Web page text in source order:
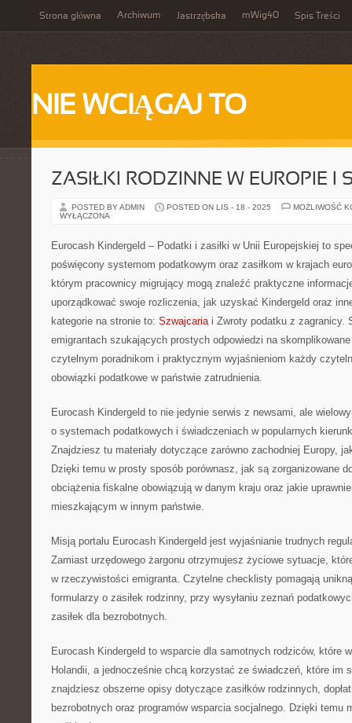
Strona główna Archiwum Jastrzębska mWig40 Spis Treści
NIE WCIĄGAJ TO
ZASIŁKI RODZINNE W EUROPIE I
POSTED BY ADMIN POSTED ON LIS - 18 - 2025
MOŻLIWOŚĆ
WYŁĄCZONA
Eurocash Kindergeld – Podatki i zasiłki w Unii Europejskiej to
poświęcony systemom podatkowym oraz zasiłkom w krajach
którym pracownicy migrujący mogą znaleźć praktyczne
uporządkować swoje rozliczenia, jak uzyskać Kindergeld oraz
kategorie na stronie to: Szwajcariai Zwroty podatku z zagranicy.
emigrantach szukających prostych odpowiedzi na
czytelnym poradnikom i praktycznym wyjaśnieniom każdy
obowiązki podatkowe w państwie zatrudnienia.
Eurocash Kindergeld to nie jedynie serwis z newsami, ale
o systemach podatkowych i świadczeniach w popularnych
Znajdziesz tu materiały dotyczące zarówno zachodniej Europy,
Dzięki temu w prosty sposób porównasz, jak są zorganizowane
obciążenia fiskalne obowiązują w danym kraju oraz jakie
mieszkającym w innym państwie.
Misją portalu Eurocash Kindergeld jest wyjaśnianie trudnych
Zamiast urzędowego żargonu otrzymujesz życiowe sytuacje,
w rzeczywistości emigranta. Czytelne checklisty pomagają
formularzy o zasiłek rodzinny, przy wysyłaniu zeznań
zasiłek dla bezrobotnych.
Eurocash Kindergeld to wsparcie dla samotnych rodziców, które
Holandii, a jednocześnie chcą korzystać ze świadczeń, które im
znajdziesz obszerne opisy dotyczące zasiłków rodzinnych,
bezrobotnych oraz programów wsparcia socjalnego. Dzięki temu